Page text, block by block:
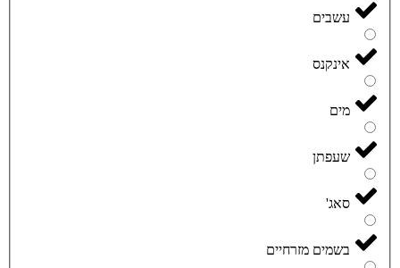
עשבים
אינקנס
מים
שעפתן
סאג'
בשמים מזרחיים